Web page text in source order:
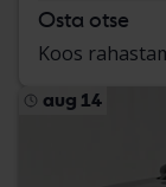
Osta otse
Koos
aug 14